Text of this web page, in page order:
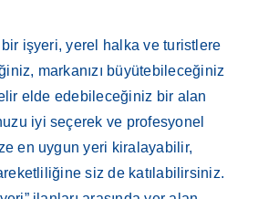
bir işyeri, yerel halka ve turistlere
markanızı büyütebileceğiniz
elde edebileceğiniz bir alan
iyi seçerek ve profesyonel
en uygun yeri kiralayabilir,
siz de katılabilirsiniz.